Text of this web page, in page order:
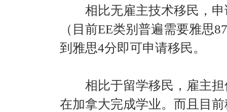
相比无雇主技术移民，申
（目前EE类别普遍需要雅思
到雅思4分即可申请移民。
相比于留学移民，雇主担
在加拿大完成学业。而且目